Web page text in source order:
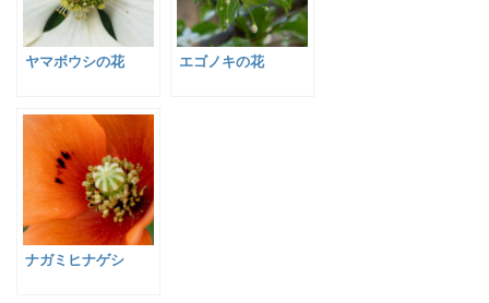
ヤマボウシの花 エゴノキの花
ナガミヒナゲシ